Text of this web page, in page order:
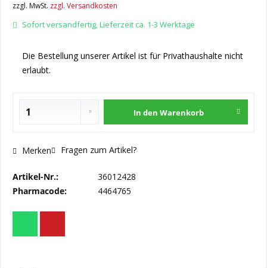
zzgl. MwSt. zzgl. Versandkosten
Sofort versandfertig, Lieferzeit ca. 1-3 Werktage
Die Bestellung unserer Artikel ist für Privathaushalte nicht
erlaubt.
In den Warenkorb
Merken Fragen zum Artikel?
Artikel-Nr.:
36012428
Pharmacode:
4464765